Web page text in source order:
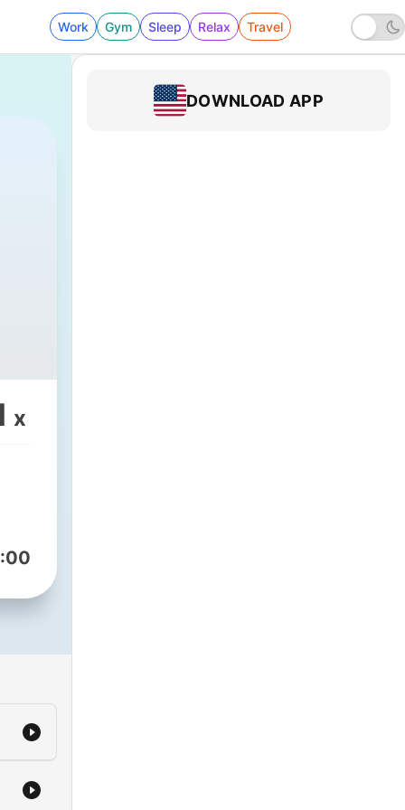
Work Gym Sleep Relax Travel
x
DOWNLOAD APP